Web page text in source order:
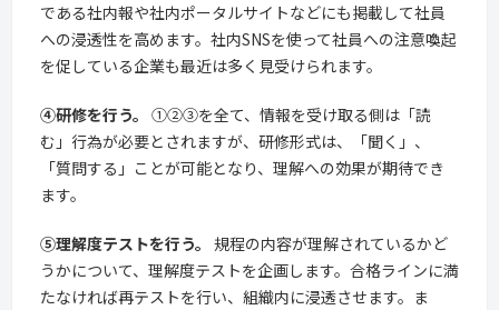
である社内報や社内ポータルサイトなどにも掲載して社員
への浸透性を高めます。社内SNSを使って社員への注意喚起
を促している企業も最近は多く見受けられます。
④研修を行う。 ①②③を全て、情報を受け取る側は「読
む」行為が必要とされますが、研修形式は、「聞く」、
「質問する」ことが可能となり、理解への効果が期待でき
ます。
⑤理解度テストを行う。 規程の内容が理解されているかど
うかについて、理解度テストを企画します。合格ラインに満
たなければ再テストを行い、組織内に浸透させます。ま